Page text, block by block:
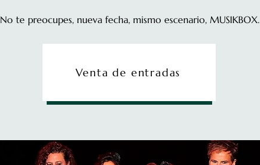
No te preocupes, nueva fecha, mismo escenario, MUSIKBOX.
Las entradas no están a la venta
Venta de entradas